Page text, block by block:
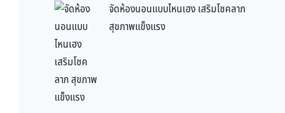
จัดห้องนอนแบบไหนเฮง เสริมโชคลาภ
สุขภาพแข็งแรง